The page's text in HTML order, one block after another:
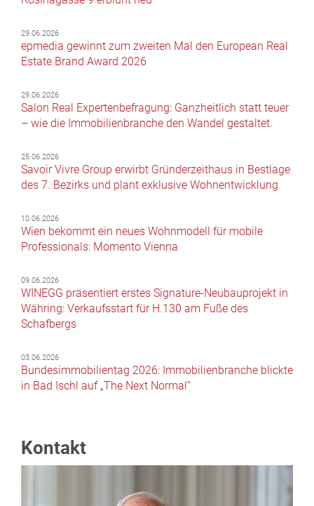
29.06.2026
epmedia gewinnt zum zweiten Mal den European Real
Estate Brand Award 2026
29.06.2026
Salon Real Expertenbefragung: Ganzheitlich statt teuer
– wie die Immobilienbranche den Wandel gestaltet.
25.06.2026
Savoir Vivre Group erwirbt Gründerzeithaus in Bestlage
des 7. Bezirks und plant exklusive Wohnentwicklung
10.06.2026
Wien bekommt ein neues Wohnmodell für mobile
Professionals: Momento Vienna
09.06.2026
WINEGG präsentiert erstes Signature-Neubauprojekt in
Währing: Verkaufsstart für H.130 am Fuße des
Schafbergs
03.06.2026
Bundesimmobilientag 2026: Immobilienbranche blickte
in Bad Ischl auf „The Next Normal“
Kontakt